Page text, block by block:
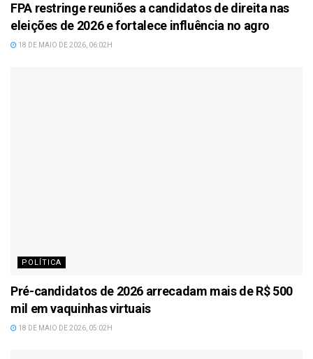
FPA restringe reuniões a candidatos de direita nas
eleições de 2026 e fortalece influência no agro
18 DE MAIO DE 2026, 06:02H
POLÍTICA
Pré-candidatos de 2026 arrecadam mais de R$ 500
mil em vaquinhas virtuais
18 DE MAIO DE 2026, 05:02H